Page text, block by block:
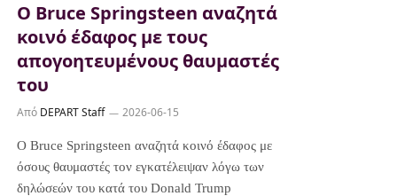
Ο Bruce Springsteen αναζητά
κοινό έδαφος με τους
απογοητευμένους θαυμαστές
του
Από DEPART Staff 2026-06-15
Ο Bruce Springsteen αναζητά κοινό έδαφος με
όσους θαυμαστές τον εγκατέλειψαν λόγω των
δηλώσεών του κατά του Donald Trump